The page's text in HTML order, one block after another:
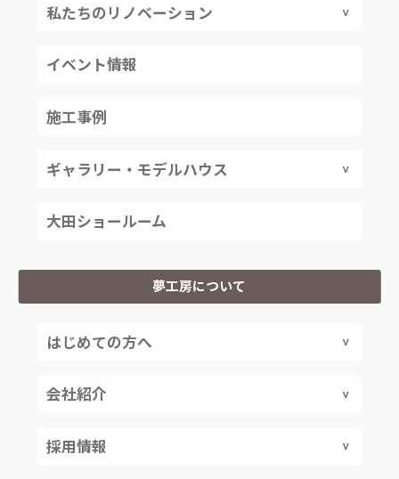
私たちのリノベーション
イベント情報
施工事例
ギャラリー・モデルハウス
大田ショールーム
夢工房について
はじめての方へ
会社紹介
採用情報